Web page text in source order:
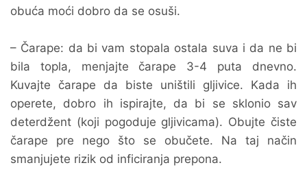
obuća moći dobro da se osuši.
– Čarape: da bi vam stopala ostala suva i da ne bi
bila topla, menjajte čarape 3-4 puta dnevno.
Kuvajte čarape da biste uništili gljivice. Kada ih
operete, dobro ih ispirajte, da bi se sklonio sav
deterdžent (koji pogoduje gljivicama). Obujte čiste
čarape pre nego što se obučete. Na taj način
smanjujete rizik od inficiranja prepona.